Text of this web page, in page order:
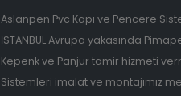
Aslanpen Pvc Kapı ve Pencere
İSTANBUL Avrupa yakasında
Kepenk ve Panjur tamir hizmeti
Sistemleri imalat ve montajımız